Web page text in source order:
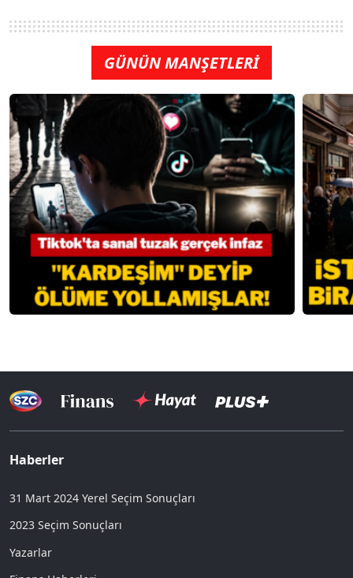
GÜNÜN MANŞETLERİ
Haberler
31 Mart 2024 Yerel Seçim Sonuçları
2023 Seçim Sonuçları
Yazarlar